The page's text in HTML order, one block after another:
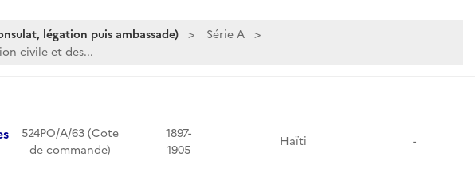
légation puis ambassade)
Série A
civile et des...
524PO/A/63 (Cote
de commande)
1897-
1905
Haïti -